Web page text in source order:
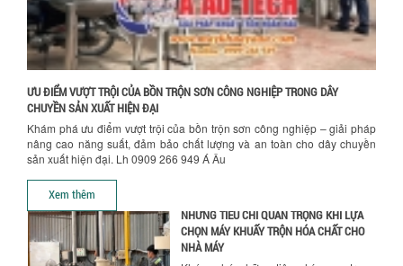
ƯU ĐIỂM VƯỢT TRỘI CỦA BỒN TRỘN SƠN CÔNG NGHIỆP TRONG DÂY
CHUYỀN SẢN XUẤT HIỆN ĐẠI
Khám phá ưu điểm vượt trội của bồn trộn sơn công nghiệp – giải pháp
nâng cao năng suất, đảm bảo chất lượng và an toàn cho dây chuyền
sản xuất hiện đại. Lh 0909 266 949 Á Âu
Xem thêm
TỐI ƯU CHI PHÍ SẢN XUẤT VỚI MÁY TRỘN
SƠN CÔNG NGHIỆP HIỆN ĐẠI
Khám phá cách máy trộn sơn công
nghiệp giúp doanh nghiệp tiết kiệm
nguyên liệu, nhân công và chi phí vận
NHỮNG TIÊU CHÍ QUAN TRỌNG KHI LỰA
CHỌN MÁY KHUẤY TRỘN HÓA CHẤT CHO
giúp doanh nghiệp lựa chọn máy khuấy
trộn hóa chất phù hợp. Từ máy khuấy
hóa...